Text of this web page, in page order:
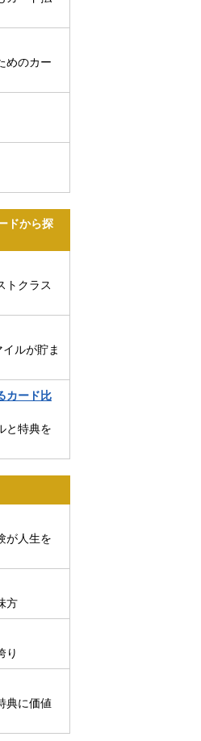
めのカー
ドから探
トクラス
ルが貯ま
カード比
と特典を
が人生を
方
り
典に価値